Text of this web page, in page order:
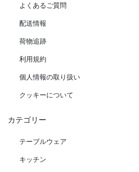
よくあるご質問
配送情報
荷物追跡
利用規約
個人情報の取り扱い
クッキーについて
カテゴリー
テーブルウェア
キッチン